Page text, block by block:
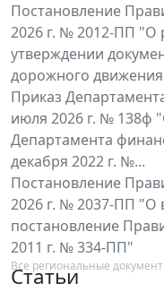
Постановление
2026 г. № 2012-ПП "О
утверждении
дорожного движения
Приказ
июля 2026 г. № 138ф
Департамента
декабря 2022 г. №...
Постановление
2026 г. № 2037-ПП "О
постановление
2011 г. № 334-ПП"
Все региональные
Статьи